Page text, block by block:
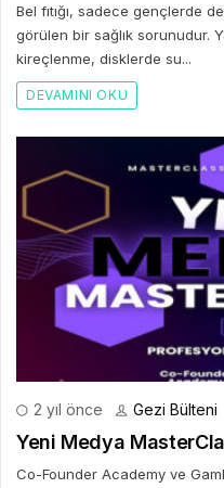
Bel fıtığı, sadece gençlerde
görülen bir sağlık sorunudur.
kireçlenme, disklerde su...
DEVAMINI OKU
2 yıl önce Gezi Bülteni
Yeni Medya
Co-Founder Academy ve